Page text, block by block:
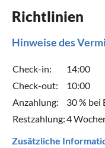
Richtlinien
Hinweise des
Check-in:
14:00
Check-out:
10:00
Anzahlung:
30 % bei
Restzahlung:4
Zusätzliche